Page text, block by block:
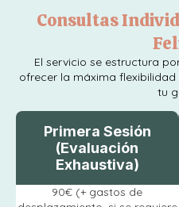
Consultas
El servicio se estructura
ofrecer la máxima
tu
Primera Sesión
(Evaluación
Exhaustiva)
90€ (+ gastos de